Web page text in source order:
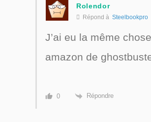
Rolendor
Répond à Steelbookpro
J’ai eu la même
amazon de
0 Répondre